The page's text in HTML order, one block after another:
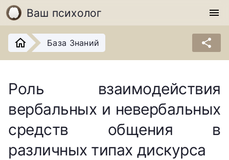
Ваш психолог menu
База Знаний share
Роль взаимодействия
вербальных и невербальных
средств общения в
различных типах дискурса